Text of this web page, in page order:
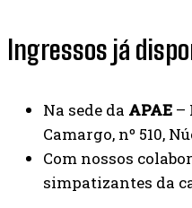
Ingressos já
Na sede da APAE –
Camargo, nº 510,
Com nossos
simpatizantes da